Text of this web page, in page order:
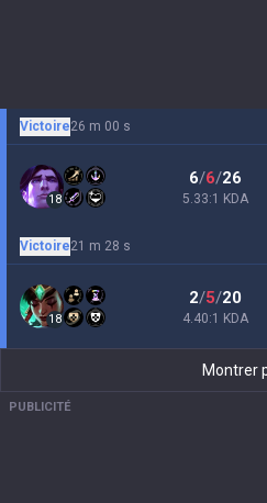
Victoire26 m 00 s
18
6/6/26
5.33:1 KDA
Victoire21 m 28 s
18
2/5/20
4.40:1 KDA
Montrer
PUBLICITÉ